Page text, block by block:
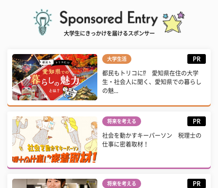
大学生にきっかけを届けるスポンサー
大学生活 PR
都民もトリコに⁉ 愛知県在住の大学
生・社会人に聞く、愛知県での暮らし
の魅...
将来を考える PR
社会を動かすキーパーソン 税理士の
仕事に密着取材！
将来を考える PR